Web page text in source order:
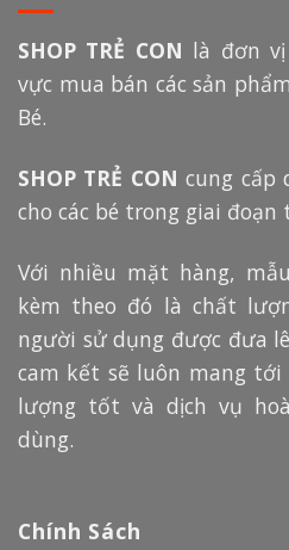
SHOP TRẺ CON là đơn
vực mua bán các sản
Bé.
SHOP TRẺ CON cung cấp
cho các bé trong giai
Với nhiều mặt hàng,
kèm theo đó là chất
người sử dụng được đưa
cam kết sẽ luôn mang
lượng tốt và dịch vụ
dùng.
Chính Sách